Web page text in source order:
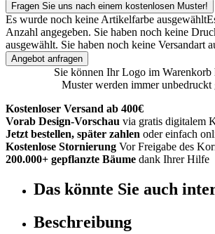
Fragen Sie uns nach einem kostenlosen Muster!
Es wurde noch keine Artikelfarbe ausgewählt
Anzahl angegeben. Sie haben noch keine
ausgewählt. Sie haben noch keine Versandart
Angebot anfragen
Sie können Ihr Logo im Warenkorb
Muster werden immer unbedruckt
Kostenloser Versand ab 400€
Vorab Design-Vorschau via gratis digitalem
Jetzt bestellen, später zahlen oder einfach
Kostenlose Stornierung Vor Freigabe des
200.000+ gepflanzte Bäume dank Ihrer Hilfe
Das könnte Sie auch
Beschreibung